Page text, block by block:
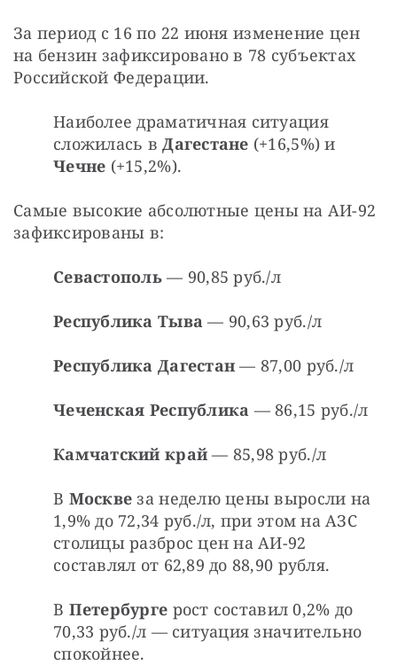
За период с 16 по 22 июня изменение цен
на бензин зафиксировано в 78 субъектах
Российской Федерации.
Наиболее драматичная ситуация
сложилась в Дагестане
Чечне (+15,2%).
Самые высокие абсолютные цены на АИ-92
зафиксированы в:
Севастополь — 90,85 руб./л
Республика Тыва — 90,63 руб./л
Республика Дагестан — 87,00 руб./л
Чеченская Республика — 86,15 руб./л
Камчатский край — 85,98 руб./л
В Москве за неделю цены выросли на
1,9% до 72,34 руб./л, при этом на АЗС
столицы разброс цен на АИ-92
составлял от 62,89 до 88,90 рубля.
В Петербурге рост составил 0,2% до
70,33 руб./л — ситуация значительно
спокойнее.